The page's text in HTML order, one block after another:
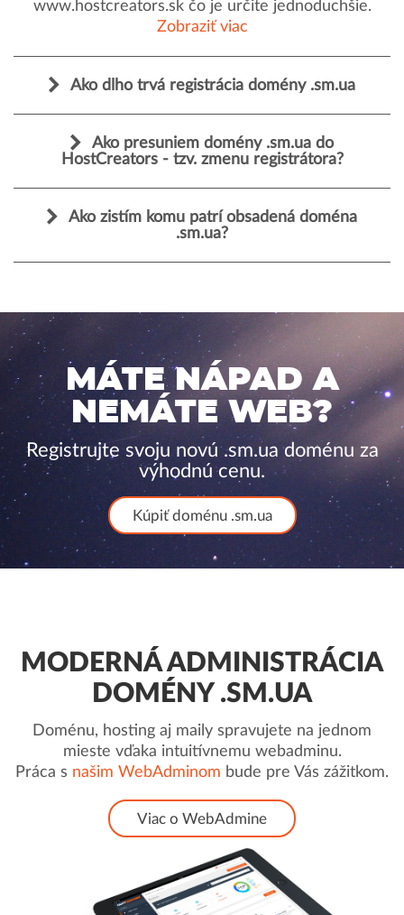
www.hostcreators.sk čo je určite jednoduchšie.
Zobraziť viac
Ako dlho trvá registrácia domény .sm.ua
Ako presuniem domény .sm.ua do
HostCreators - tzv. zmenu registrátora?
Ako zistím komu patrí obsadená doména
.sm.ua?
MÁTE NÁPAD A
NEMÁTE WEB?
Registrujte svoju novú .sm.ua doménu za
výhodnú cenu.
Kúpiť doménu .sm.ua
MODERNÁ ADMINISTRÁCIA
DOMÉNY .SM.UA
Doménu, hosting aj maily spravujete na jednom
mieste vďaka intuitívnemu webadminu.
Práca s našim WebAdminom bude pre Vás zážitkom.
Viac o WebAdmine